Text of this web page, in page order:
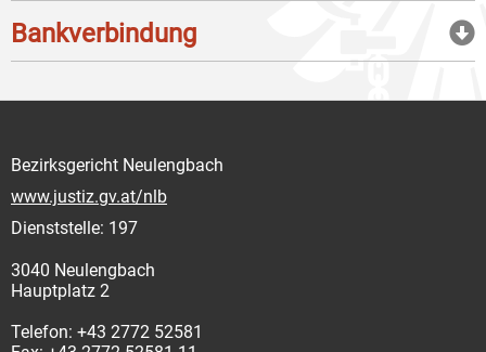
Bankverbindung
Bezirksgericht Neulengbach
www.justiz.gv.at/nlb
Dienststelle: 197
3040 Neulengbach
Hauptplatz 2
Telefon: +43 2772 52581